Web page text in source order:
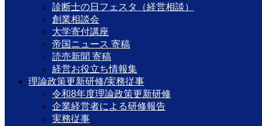
診断士の日フェスタ（経営相談）
創業相談会
大学寄付講座
帝国ニュース 寄稿
読売新聞 寄稿
経営お役立ち情報集
理論政策更新研修/実務従事
令和8年度理論政策更新研修
企業経営者による研修報告
実務従事